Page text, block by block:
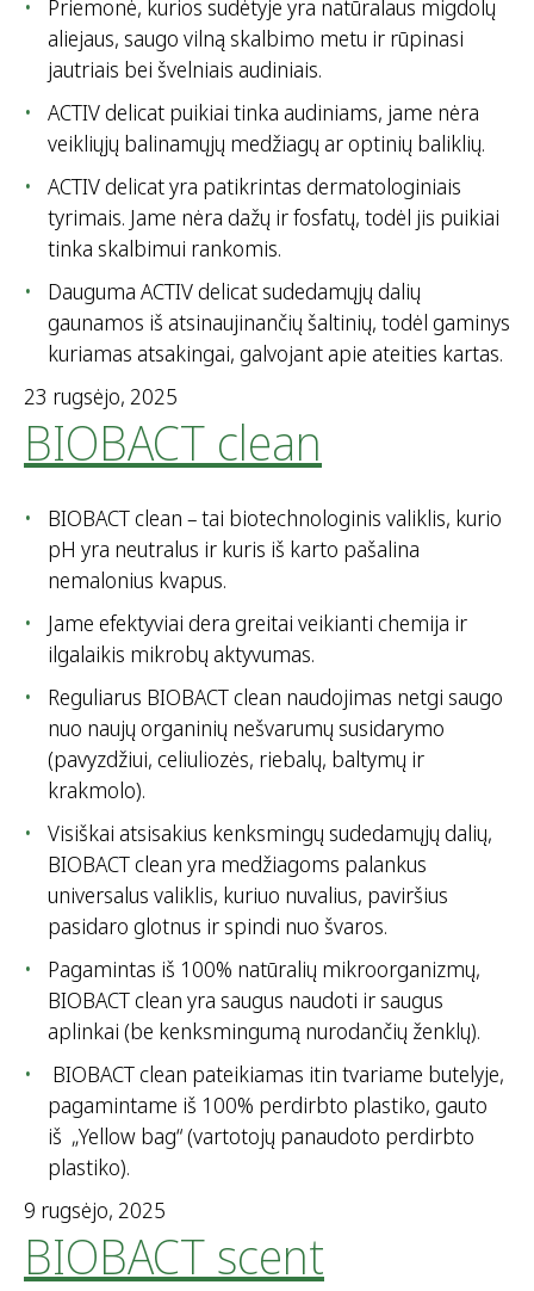
Priemonė, kurios sudėtyje yra natūralaus migdolų
aliejaus, saugo vilną skalbimo metu ir rūpinasi
jautriais bei švelniais audiniais.
ACTIV delicat puikiai tinka audiniams, jame nėra
veikliųjų balinamųjų medžiagų ar optinių baliklių.
ACTIV delicat yra patikrintas dermatologiniais
tyrimais. Jame nėra dažų ir fosfatų, todėl jis puikiai
tinka skalbimui rankomis.
Dauguma ACTIV delicat sudedamųjų dalių
gaunamos iš atsinaujinančių šaltinių, todėl gaminys
kuriamas atsakingai, galvojant apie ateities kartas.
23 rugsėjo, 2025
BIOBACT clean
BIOBACT clean – tai biotechnologinis valiklis, kurio
pH yra neutralus ir kuris iš karto pašalina
nemalonius kvapus.
Jame efektyviai dera greitai veikianti chemija ir
ilgalaikis mikrobų aktyvumas.
Reguliarus BIOBACT clean naudojimas netgi saugo
nuo naujų organinių nešvarumų susidarymo
(pavyzdžiui, celiuliozės, riebalų, baltymų ir
krakmolo).
Visiškai atsisakius kenksmingų sudedamųjų dalių,
BIOBACT clean yra medžiagoms palankus
universalus valiklis, kuriuo nuvalius, paviršius
pasidaro glotnus ir spindi nuo švaros.
Pagamintas iš 100% natūralių mikroorganizmų,
BIOBACT clean yra saugus naudoti ir saugus
aplinkai (be kenksmingumą nurodančių ženklų).
BIOBACT clean pateikiamas itin tvariame butelyje,
pagamintame iš 100% perdirbto plastiko, gauto
iš „Yellow bag“ (vartotojų panaudoto perdirbto
plastiko).
9 rugsėjo, 2025
BIOBACT scent